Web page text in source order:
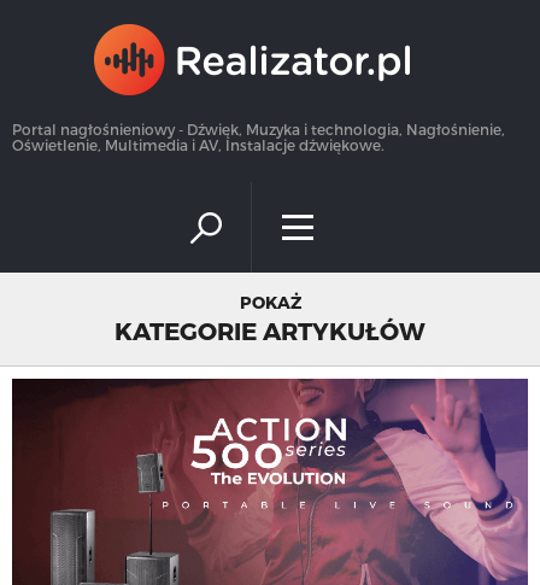
Portal nagłośnieniowy - Dźwięk, Muzyka i technologia, Nagłośnienie,
Oświetlenie, Multimedia i AV, Instalacje dźwiękowe.
POKAŻ
KATEGORIE ARTYKUŁÓW